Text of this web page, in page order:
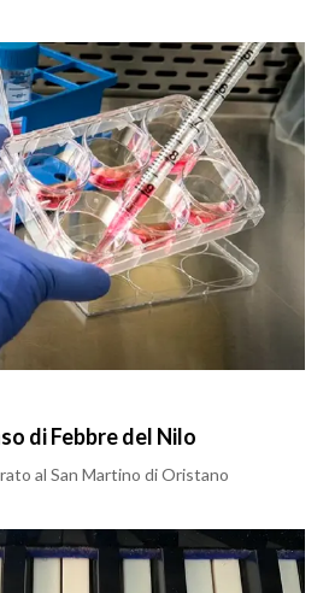
di Febbre del Nilo
al San Martino di Oristano